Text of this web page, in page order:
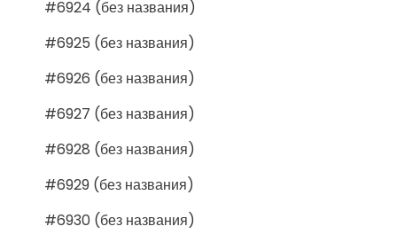
#6924 (без названия)
#6925 (без названия)
#6926 (без названия)
#6927 (без названия)
#6928 (без названия)
#6929 (без названия)
#6930 (без названия)